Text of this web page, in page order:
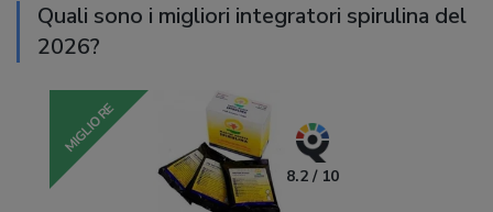
Quali sono i migliori integratori spirulina del
2026?
MIGLIORE
8.2 / 10